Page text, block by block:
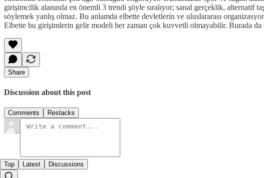
girişimcilik alanında en önemli 3 trendi şöyle sıralıyor; sanal gerçeklik, alternatif
söylemek yanlış olmaz. Bu anlamda elbette devletlerin ve uluslararası
Elbette bu girişimlerin gelir modeli her zaman çok kuvvetli olmayabilir. Burada
Share
Discussion about this post
Comments Restacks
Top Latest Discussions